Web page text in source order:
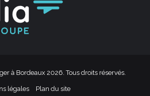
à Bordeaux 2026. Tous droits réservés.
légales Plan du site